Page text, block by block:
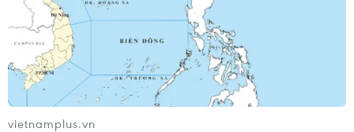
Thái Lan-Myanmar thúc đẩy hợp tác
kinh tế và công nghệ vũ trụ
06/08/2026 13:35
vietnamplus.vn